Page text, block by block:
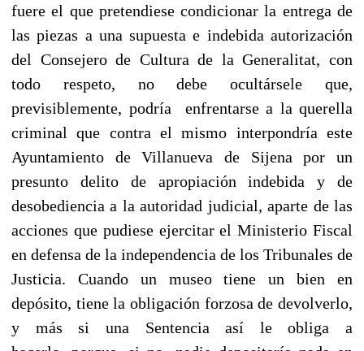
fuere el que pretendiese condicionar la entrega de
las piezas a una supuesta e indebida autorización
del Consejero de Cultura de la Generalitat, con
todo respeto, no debe ocultársele que,
previsiblemente, podría enfrentarse a la querella
criminal que contra el mismo interpondría este
Ayuntamiento de Villanueva de Sijena por un
presunto delito de apropiación indebida y de
desobediencia a la autoridad judicial, aparte de las
acciones que pudiese ejercitar el Ministerio Fiscal
en defensa de la independencia de los Tribunales de
Justicia. Cuando un museo tiene un bien en
depósito, tiene la obligación forzosa de devolverlo,
y más si una Sentencia así le obliga a